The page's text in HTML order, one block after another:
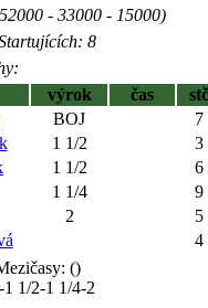
- 33000 - 15000)
8
výrok čas stč
BOJ
7
1 1/2
3
1 1/2
6
1 1/4
9
2
5
4
()
1/2-1 1/4-2